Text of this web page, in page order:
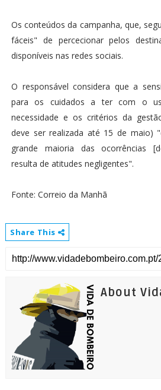
Os conteúdos da campanha, que,
fáceis" de percecionar pelos
disponíveis nas redes sociais.
O responsável considera que a
para os cuidados a ter com o
necessidade e os critérios da
deve ser realizada até 15 de maio)
grande maioria das ocorrências
resulta de atitudes negligentes".
Fonte: Correio da Manhã
Share This
About